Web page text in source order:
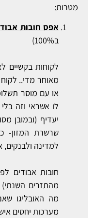
מטרות:
אפס חובות
ב100%)
לקוחות בקשיים
מאוחר מדי..
או עם מוסר
לו אשראי וזה
יעדיף (ובמובן
שרשרת המזון-
למדינה
מהתזרים
מה האובליגו
מערכות יחסים